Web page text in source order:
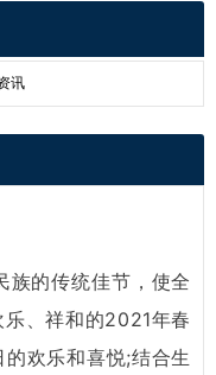
讯
的传统佳节，使全
、祥和的2021年春
欢乐和喜悦;结合生